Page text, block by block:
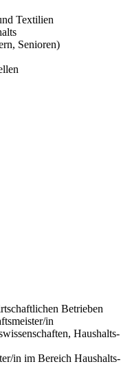
Textilien
Senioren)
Betrieben
in
Haushalts-
in im Bereich Haushalts-